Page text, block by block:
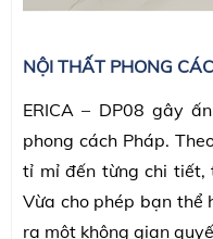
NỘI THẤT PHONG
ERICA – DP08 gây
phong cách Pháp.
tỉ mỉ đến từng chi tiết,
Vừa cho phép bạn thể
ra một không gian